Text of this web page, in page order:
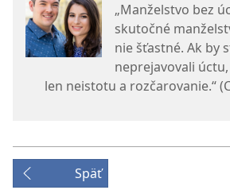
„Manželstvo bez
skutočné
nie šťastné. Ak by
neprejavovali
len neistotu a rozčarovanie.“
Späť